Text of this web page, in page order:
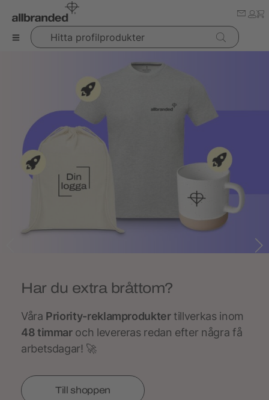
Hitta profilprodukter
Har du extra bråttom?
Våra Priority-reklamproduktertillverkas inom
48 timmaroch levereras redan efter några få
arbetsdagar! 🚀
Till shoppen